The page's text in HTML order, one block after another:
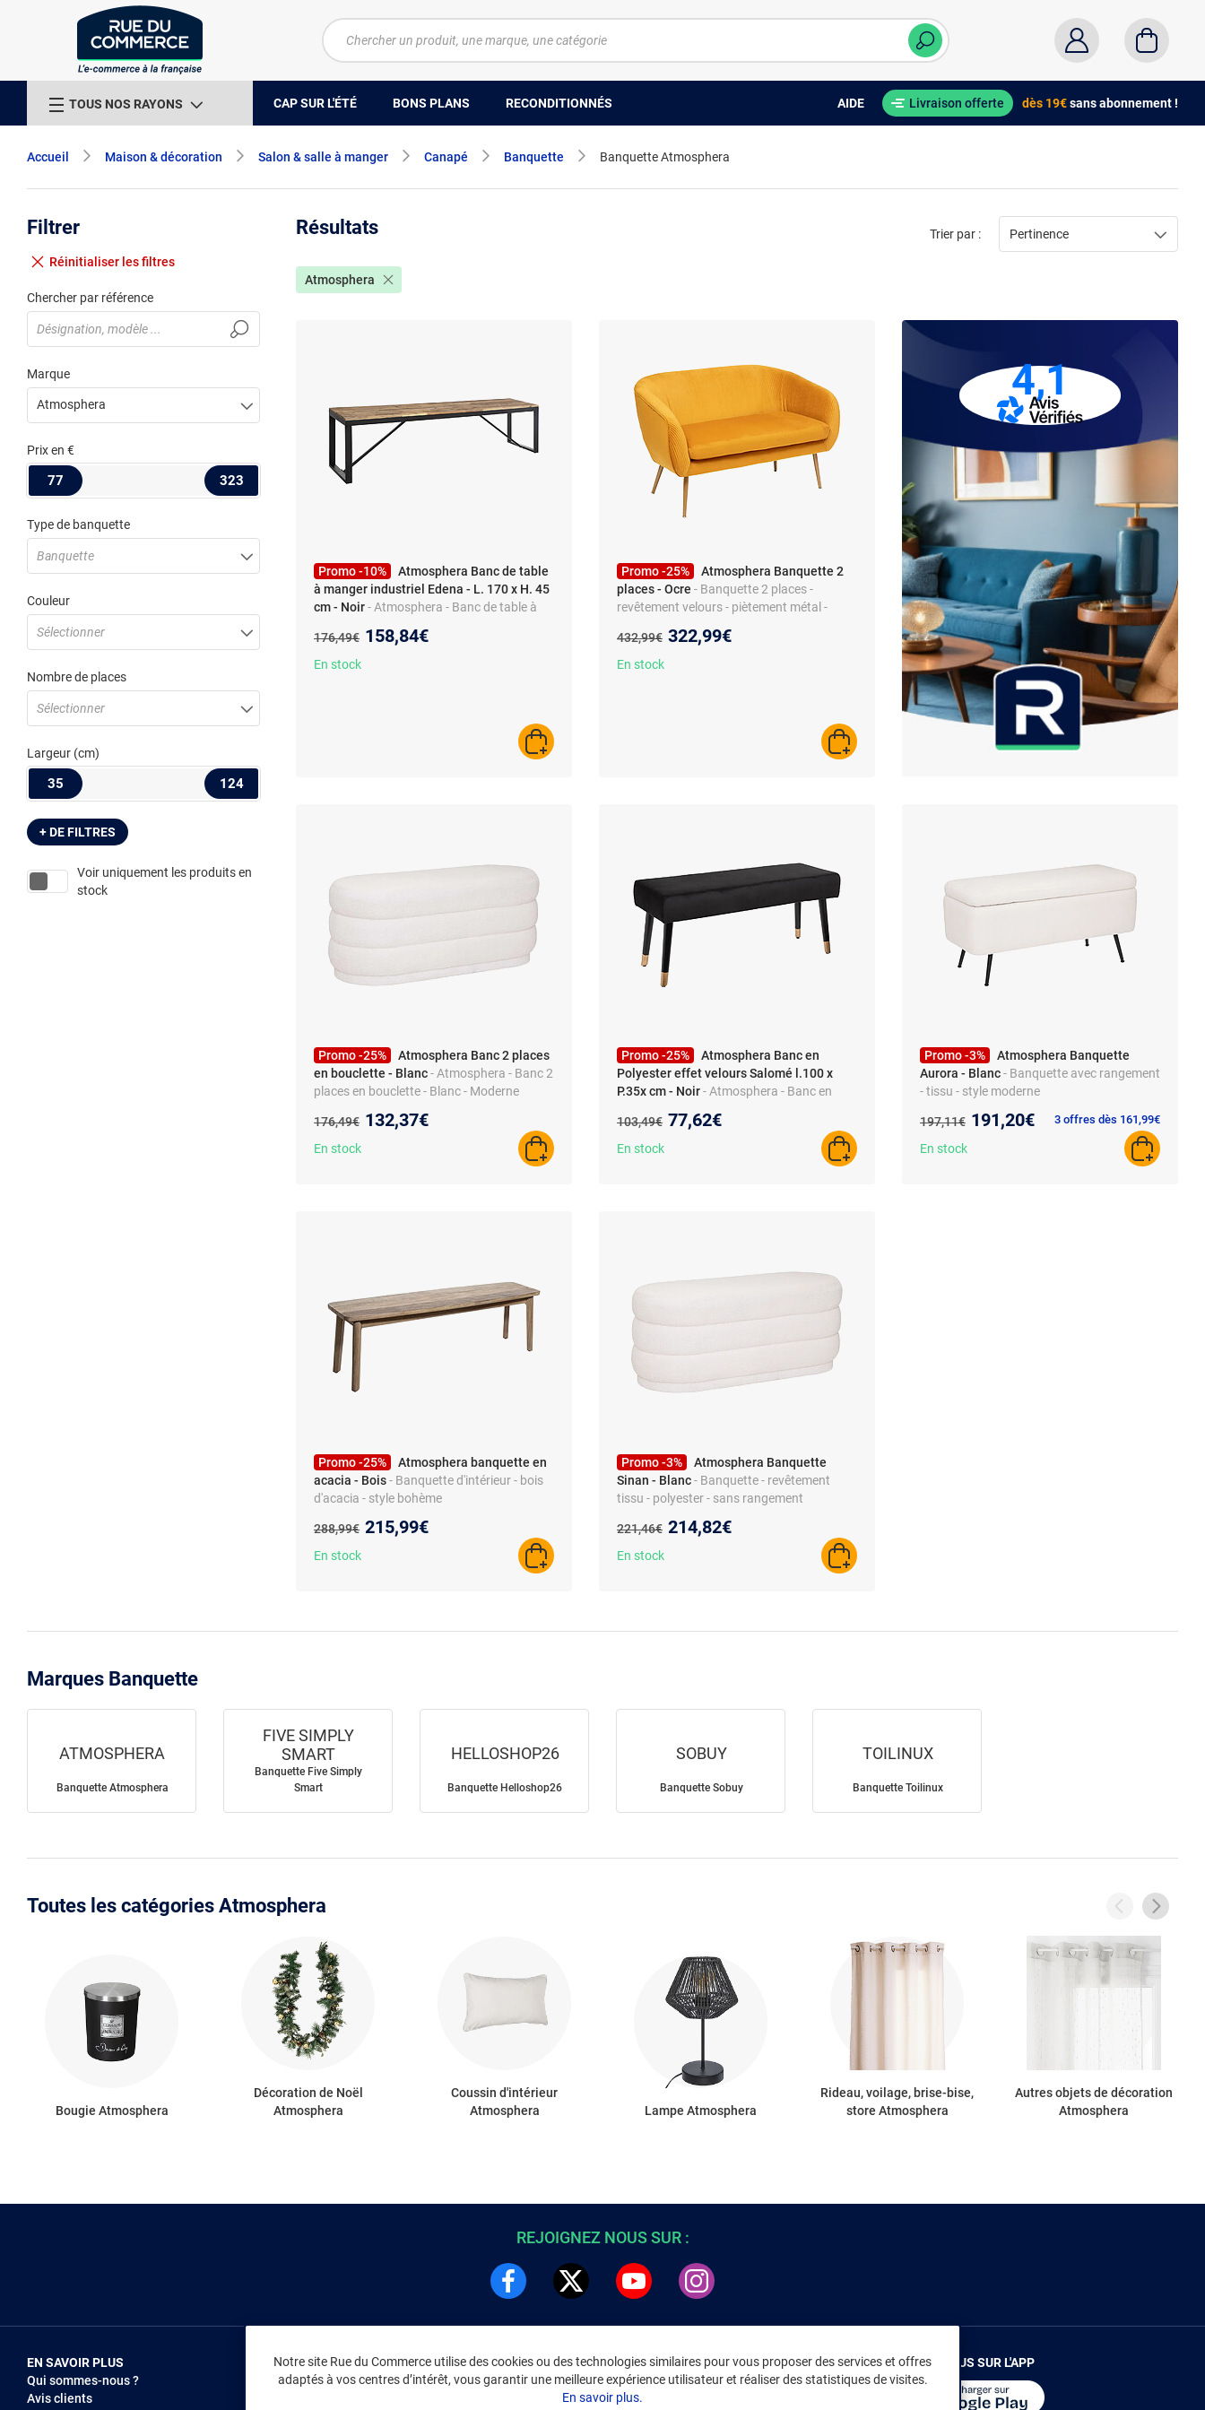
TOUS NOS RAYONS CAP SUR L'ÉTÉ BONS PLANS RECONDITIONNÉS AIDE Livraison offerte dès 19€sans abonnement !
Accueil Maison & décoration Salon & salle à manger Canapé Banquette Banquette Atmosphera
Filtrer
Réinitialiser les filtres
Chercher par référence
Marque
Atmosphera
Prixen €
77 323
Type de banquette
Banquette
Couleur
Sélectionner
Nombre de places
Sélectionner
Largeur (cm)
35 124
+ DE FILTRES
Voir uniquement les produits en
stock
Résultats
Atmosphera
Trier par : Pertinence
Promo -10%
Atmosphera Banc de table
à manger industriel Edena - L. 170 x H. 45
cm - Noir- Atmosphera - Banc de table à
- Noir - Industriel
Ancien prix :
176,49€ Nouveau prix :
158,84€
En stock
AJOUTER AU PANIER
Promo -25%
Atmosphera Banquette 2
places - Ocre - Banquette 2 places -
revêtement velours - piètement métal -
Ancien prix :
432,99€ Nouveau prix :
322,99€
En stock
AJOUTER AU PANIER
4,1
Promo -25%
Atmosphera Banc 2 places
en bouclette - Blanc- Atmosphera - Banc 2
places en bouclette - Blanc - Moderne
Ancien prix :
176,49€ Nouveau prix :
132,37€
En stock
AJOUTER AU PANIER
Promo -25%
Atmosphera Banc en
Polyester effet velours Salomé l.100 x
P.35x cm - Noir- Atmosphera - Banc en
cm - Noir - Design
Ancien prix :
103,49€ Nouveau prix :
77,62€
En stock
AJOUTER AU PANIER
Promo -3%
Atmosphera Banquette
Aurora - Blanc- Banquette avec rangement
- tissu - style moderne
Ancien prix :
197,11€ Nouveau prix :
191,20€ 3 offres dès 161,99€
En stock
AJOUTER
Promo -25%
Atmosphera banquette en
acacia - Bois- Banquette d'intérieur - bois
d'acacia - style bohème
Ancien prix :
288,99€ Nouveau prix :
215,99€
En stock
AJOUTER AU PANIER
Promo -3%
Atmosphera Banquette
Sinan - Blanc- Banquette - revêtement
tissu - polyester - sans rangement
Ancien prix :
221,46€ Nouveau prix :
214,82€
En stock
AJOUTER AU PANIER
Marques Banquette
ATMOSPHERA
Banquette Atmosphera
FIVE SIMPLY
SMART
Banquette Five Simply
Smart
HELLOSHOP26
Banquette Helloshop26
SOBUY
Banquette Sobuy
TOILINUX
Banquette Toilinux
Toutes les catégories Atmosphera
Bougie Atmosphera
Décoration de Noël
Atmosphera
Coussin d'intérieur
Atmosphera
Lampe Atmosphera
Rideau, voilage, brise-bise,
store Atmosphera
Autres objets de décoration
Atmosphera
REJOIGNEZ NOUS SUR :
EN SAVOIR PLUS
Qui sommes-nous ?
Avis clients
NOUS REJOINDRE
Vendez sur RDC
INFORMATIONS LÉGALES
Environnement
CGV/CGU Marketplace
RENDEZ-VOUS SUR L'APP
Notre site Rue du Commerce utilise des cookies ou des technologies similaires pour vous proposer des services et offres
adaptés à vos centres d’intérêt, vous garantir une meilleure expérience utilisateur et réaliser des statistiques de visites.
En savoir plus.